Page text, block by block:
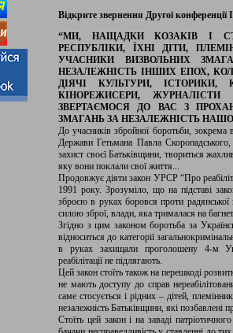
Відкрите звернення Другої
“МИ, НАЩАДКИ КОЗАКІВ І
РЕСПУБЛІКИ, ЇХНІ ДІТИ,
УЧАСНИКИ ВИЗВОЛЬНИХ
НЕЗАЛЕЖНІСТЬ ІНШИХ ЕПОХ,
ДІЯЧІ КУЛЬТУРИ, ІСТОРИКИ,
КІНОРЕЖИСЕРИ,
ЗВЕРТАЄМОСЯ ДО ВАС З
ЗМАГАНЬ ЗА НЕЗАЛЕЖНІСТЬ
До учасників збройної боротьби, зокрема
Держави Гетьмана Павла
захист своєї Батьківщини, твориться
яку вони поклали свої життя...
Продовжує діяти закон УРСР “Про
1991 року. Зрозуміло, що на підставі
зброєю в руках боровся проти радянської
силою зброї, влади, яка трималася на
Згідно з цим законом боротьба за
відноситься до категорії
в руках захищали проголошену 4-м
реабілітації не підлягають.
Цей закон стоїть також на перешкоді
не мають доступу до справ
саме стосується і рідних – дітей,
незалежність Батьківщини, які позбавлені
Стоїть цей закон і на заваді